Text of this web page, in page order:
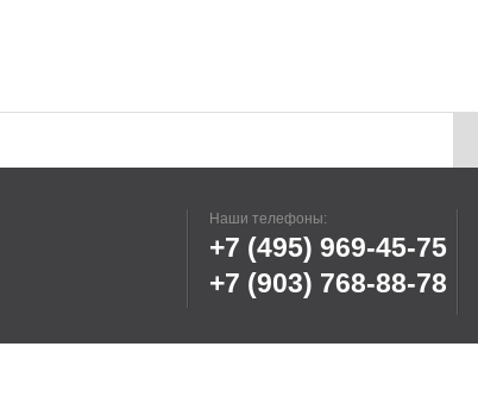
Наши телефоны:
+7 (495) 969-45-75
+7 (903) 768-88-78